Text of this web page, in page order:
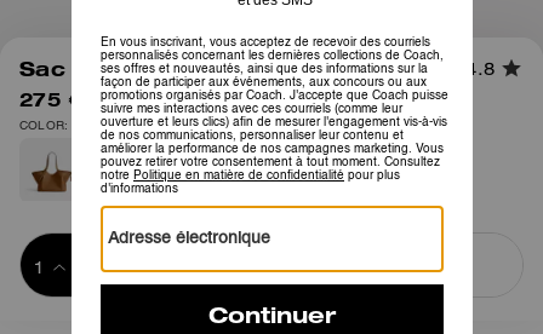
1/8
Sac Cabas Gramercy 4.8
275 € 550 €
COLOR: Laiton/Noir
panier
ACHETER MAINTENANT